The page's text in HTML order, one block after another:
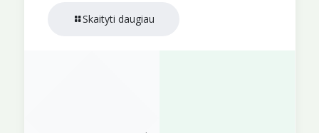
Skaityti daugiau